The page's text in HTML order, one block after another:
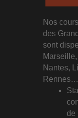
Nos
des
sont
Nantes,
Rennes…
de